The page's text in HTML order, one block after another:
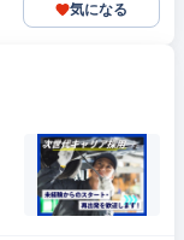
気になる